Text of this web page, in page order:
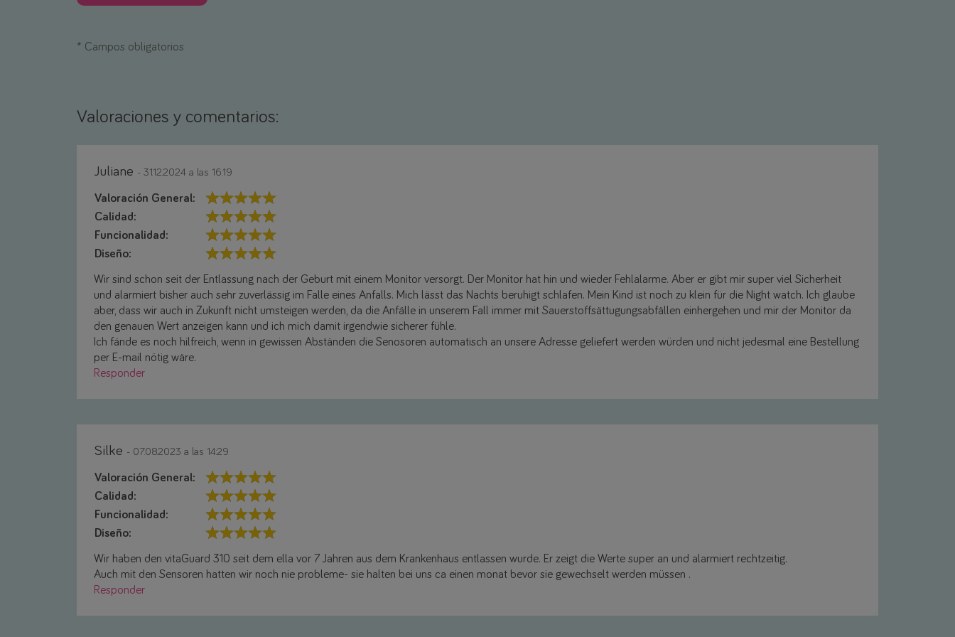
* Campos obligatorios
Valoraciones y comentarios:
Juliane - 31.12.2024 a las 16:19
Valoración General:
Calidad:
Funcionalidad:
Diseño:
Wir sind schon seit der Entlassung nach der Geburt mit einem Monitor versorgt. Der Monitor hat hin und wieder Fehlalarme. Aber er gibt mir super viel Sicherheit
und alarmiert bisher auch sehr zuverlässig im Falle eines Anfalls. Mich lässt das Nachts beruhigt schlafen. Mein Kind ist noch zu klein für die Night watch. Ich glaube
aber, dass wir auch in Zukunft nicht umsteigen werden, da die Anfälle in unserem Fall immer mit Sauerstoffsättugungsabfällen einhergehen und mir der Monitor da
den genauen Wert anzeigen kann und ich mich damit irgendwie sicherer fühle.
Ich fände es noch hilfreich, wenn in gewissen Abständen die Senosoren automatisch an unsere Adresse geliefert werden würden und nicht jedesmal eine Bestellung
per E-mail nötig wäre.
Responder
Silke - 07.08.2023 a las 14:29
Valoración General:
Calidad:
Funcionalidad:
Diseño:
Wir haben den vitaGuard 310 seit dem ella vor 7 Jahren aus dem Krankenhaus entlassen wurde. Er zeigt die Werte super an und alarmiert rechtzeitig.
Auch mit den Sensoren hatten wir noch nie probleme- sie halten bei uns ca einen monat bevor sie gewechselt werden müssen .
Responder